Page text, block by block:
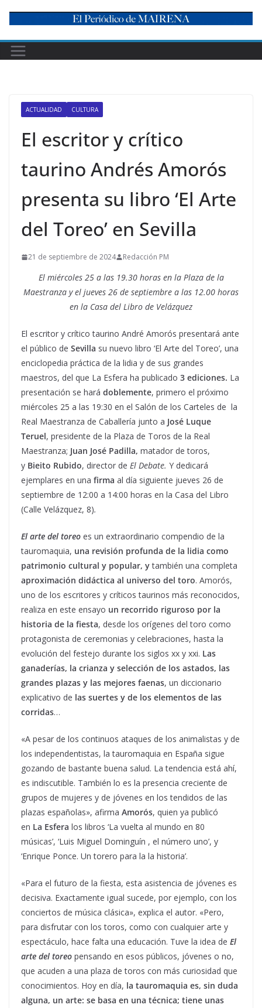
content
ACTUALIDAD CULTURA
El escritor y crítico
taurino Andrés Amorós
presenta su libro ‘El Arte
del Toreo’ en Sevilla
21 de septiembre de 2024 Redacción PM
El miércoles 25 a las 19.30 horas en la Plaza de la
Maestranza y el jueves 26 de septiembre a las 12.00 horas
en la Casa del Libro de Velázquez
El escritor y crítico taurino André Amorós presentará ante
el público de Sevilla su nuevo libro ‘El Arte del Toreo’, una
enciclopedia práctica de la lidia y de sus grandes
maestros, del que La Esfera ha publicado 3 ediciones. La
presentación se hará doblemente, primero el próximo
miércoles 25 a las 19:30 en el Salón de los Carteles de la
Real Maestranza de Caballería junto a José Luque
Teruel, presidente de la Plaza de Toros de la Real
Maestranza; Juan José Padilla, matador de toros,
y Bieito Rubido, director de El Debate. Y dedicará
ejemplares en una firma al día siguiente jueves 26 de
septiembre de 12:00 a 14:00 horas en la Casa del Libro
(Calle Velázquez, 8).
El arte del toreo es un extraordinario compendio de la
tauromaquia, una revisión profunda de la lidia como
patrimonio cultural y popular, ytambién una completa
aproximación didáctica al universo del toro. Amorós,
uno de los escritores y críticos taurinos más reconocidos,
realiza en este ensayo un recorrido riguroso por la
historia de la fiesta, desde los orígenes del toro como
protagonista de ceremonias y celebraciones, hasta la
evolución del festejo durante los siglos xx y xxi. Las
ganaderías, la crianza y selección de los astados, las
grandes plazas y las mejores faenas, un diccionario
explicativo de las suertes y de los elementos de las
corridas…
«A pesar de los continuos ataques de los animalistas y de
los independentistas, la tauromaquia en España sigue
gozando de bastante bue­na salud. La tendencia está ahí,
es indiscutible. También lo es la presencia creciente de
grupos de mujeres y de jóvenes en los tendidos de las
plazas españolas», afirma Amorós, quien ya publicó
en La Esfera los libros ‘La vuelta al mundo en 80
músicas’, ‘Luis Miguel Dominguín , el número uno’, y
‘Enrique Ponce. Un torero para la la historia’.
«Para el futuro de la fiesta, esta asistencia de jóvenes es
decisiva. Exactamente igual sucede, por ejemplo, con los
conciertos de música clásica», explica el autor. «Pero,
para disfrutar con los toros, como con cualquier arte y
espectáculo, hace falta una educación. Tuve la idea de El
arte del toreo pensando en esos públicos, jóvenes o no,
que acuden a una plaza de toros con más curiosidad que
conocimientos. Hoy en día, la tauromaquia es, sin duda
alguna, un arte: se basa en una técnica; tiene unas